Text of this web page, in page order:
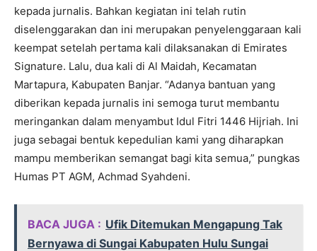
kepada jurnalis. Bahkan kegiatan ini telah rutin
diselenggarakan dan ini merupakan penyelenggaraan kali
keempat setelah pertama kali dilaksanakan di Emirates
Signature. Lalu, dua kali di Al Maidah, Kecamatan
Martapura, Kabupaten Banjar. “Adanya bantuan yang
diberikan kepada jurnalis ini semoga turut membantu
meringankan dalam menyambut Idul Fitri 1446 Hijriah. Ini
juga sebagai bentuk kepedulian kami yang diharapkan
mampu memberikan semangat bagi kita semua,” pungkas
Humas PT AGM, Achmad Syahdeni.
BACA JUGA : Ufik Ditemukan Mengapung Tak
Bernyawa di Sungai Kabupaten Hulu Sungai